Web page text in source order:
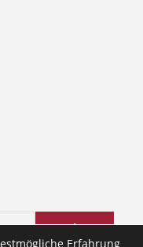
Suchen
Erfahrung